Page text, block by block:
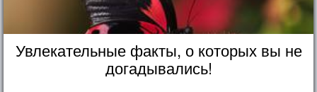
Увлекательные факты, о которых вы не
догадывались!